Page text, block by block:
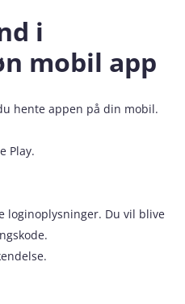
i
mobil app
hente appen på din mobil.
Play.
loginoplysninger. Du vil blive